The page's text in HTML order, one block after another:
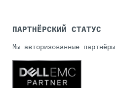
ПАРТНЁРСКИЙ СТАТУС
Мы авторизованные